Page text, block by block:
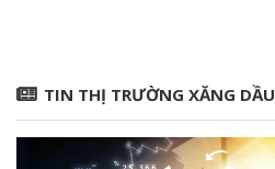
TIN THỊ TRƯỜNG XĂNG DẦU